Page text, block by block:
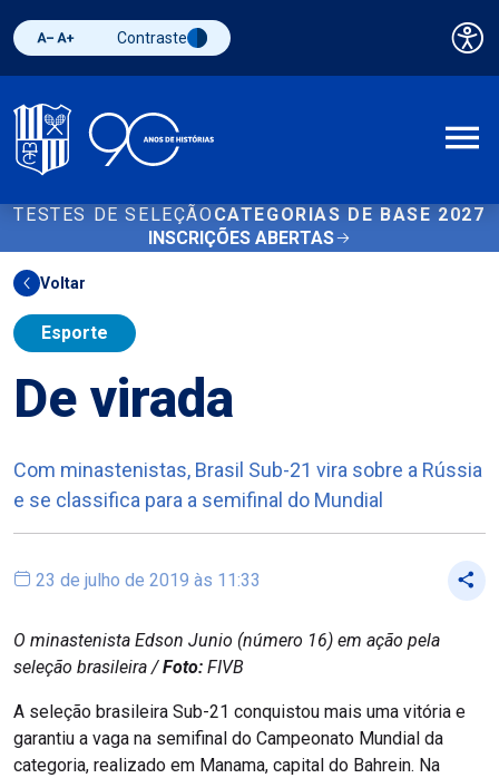
Diminuir fonte
Aumentar fonteAlternar contraste
Contraste
TESTES DE SELEÇÃO CATEGORIAS DE BASE 2027
INSCRIÇÕES ABERTAS
Voltar
Esporte
De virada
Com minastenistas, Brasil Sub-21 vira sobre a Rússia
e se classifica para a semifinal do Mundial
23 de julho de 2019 às 11:33
O minastenista Edson Junio (número 16) em ação pela
seleção brasileira /Foto: FIVB
A seleção brasileira Sub-21 conquistou mais uma vitória e
garantiu a vaga na semifinal do Campeonato Mundial da
categoria, realizado em Manama, capital do Bahrein. Na